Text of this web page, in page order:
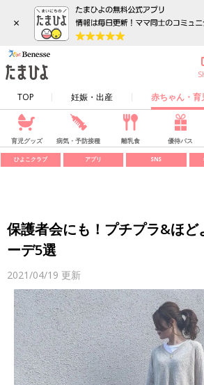
×
TOP 妊娠・出産 赤ちゃん・育
育児グッズ 病気・予防接種 離乳食 優待パス
ひよこクラブ アプリ SNS
保護者会にも！プチプラ&ほど
ーデ5選
2021/04/19 更新